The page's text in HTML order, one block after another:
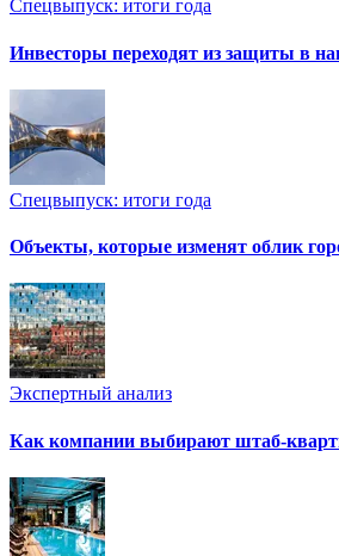
Спецвыпуск: итоги года
Инвесторы переходят из защиты в
Спецвыпуск: итоги года
Объекты, которые изменят облик
Экспертный анализ
Как компании выбирают штаб-